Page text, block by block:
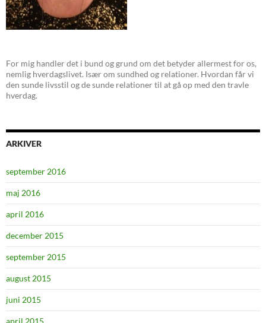
For mig handler det i bund og grund om det betyder allermest for os,
nemlig hverdagslivet. Især om sundhed og relationer. Hvordan får vi
den sunde livsstil og de sunde relationer til at gå op med den travle
hverdag.
ARKIVER
september 2016
maj 2016
april 2016
december 2015
september 2015
august 2015
juni 2015